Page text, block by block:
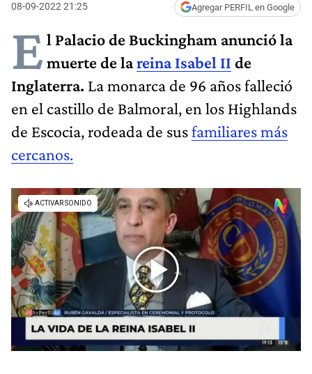
08-09-2022 21:25 Agregar PERFIL en Google
E l Palacio de Buckingham anunció la
muerte de lareina Isabel II de
Inglaterra. La monarca de 96 años falleció
en el castillo de Balmoral, en los Highlands
de Escocia, rodeada de susfamiliares más
cercanos.